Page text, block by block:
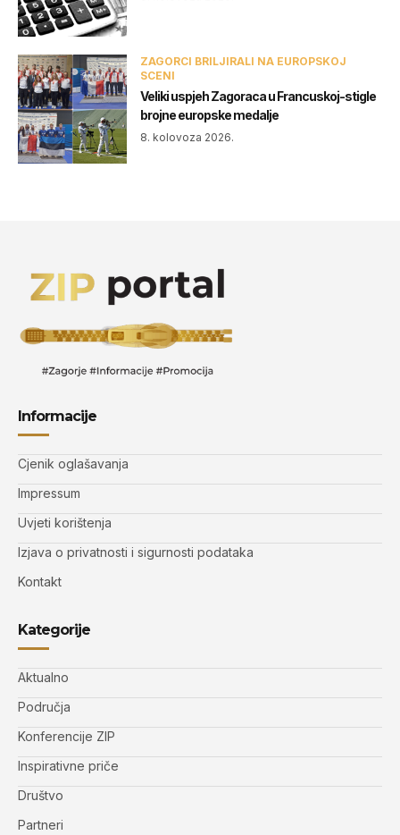
ZAGORCI BRILJIRALI NA EUROPSKOJ
SCENI
Veliki uspjeh Zagoraca u Francuskoj-stigle
brojne europske medalje
8. kolovoza 2026.
Informacije
Cjenik oglašavanja
Impressum
Uvjeti korištenja
Izjava o privatnosti i sigurnosti podataka
Kontakt
Kategorije
Aktualno
Područja
Konferencije ZIP
Inspirativne priče
Društvo
Partneri